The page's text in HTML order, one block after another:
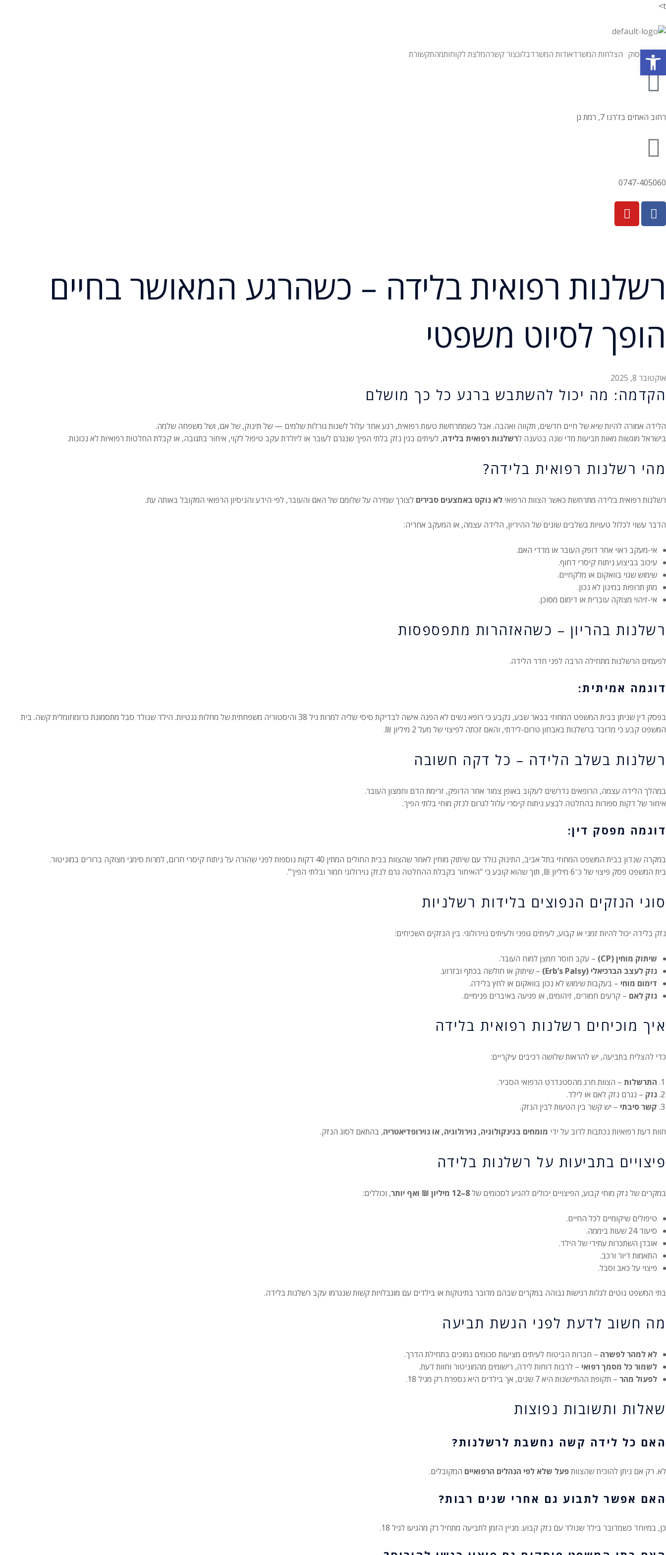
t>
תחומי עיסוק הצלחות המשרדאודות המשרדבלוגצור קשרהמלצת לקוחותמהתקשורת
רחוב האחים בז'רנו 7, רמת גן
0747-405060
רשלנות רפואית בלידה – כשהרגע המאושר בחיים
הופך לסיוט משפטי
אוקטובר 8, 2025
הקדמה: מה יכול להשתבש ברגע כל כך מושלם
הלידה אמורה להיות שיא של חיים חדשים, תקווה ואהבה. אבל כשמתרחשת טעות רפואית, רגע אחד עלול לשנות גורלות שלמים — של תינוק, של אם, ושל משפחה שלמה.
בישראל מוגשות מאות תביעות מדי שנה בטענה לרשלנות רפואית בלידה, לעיתים בגין נזק בלתי הפיך שנגרם לעובר או ליולדת עקב טיפול לקוי, איחור בתגובה, או קבלת החלטות רפואיות לא נכונות.
מהי רשלנות רפואית בלידה?
רשלנות רפואית בלידה מתרחשת כאשר הצוות הרפואי לא נוקט באמצעים סבירים לצורך שמירה על שלומם של האם והעובר, לפי הידע והניסיון הרפואי המקובל באותה עת.
הדבר עשוי לכלול טעויות בשלבים שונים של ההיריון, הלידה עצמה, או המעקב אחריה:
אי-מעקב ראוי אחר דופק העובר או מדדי האם.
עיכוב בביצוע ניתוח קיסרי דחוף.
שימוש שגוי בוואקום או מלקחיים.
מתן תרופות במינון לא נכון.
אי-זיהוי מצוקה עוברית או דימום מסוכן.
רשלנות בהריון – כשהאזהרות מתפספסות
לפעמים הרשלנות מתחילה הרבה לפני חדר הלידה.
דוגמה אמיתית:
בפסק דין שניתן בבית המשפט המחוזי בבאר שבע, נקבע כי רופא נשים לא הפנה אישה לבדיקת סיסי שליה למרות גיל 38 והיסטוריה משפחתית של מחלות גנטיות. הילד שנולד סבל מתסמונת כרומוזומלית קשה. בית
המשפט קבע כי מדובר ברשלנות באבחון טרום-לידתי, והאם זכתה לפיצוי של מעל 2 מיליון ₪.
רשלנות בשלב הלידה – כל דקה חשובה
במהלך הלידה עצמה, הרופאים נדרשים לעקוב באופן צמוד אחר הדופק, זרימת הדם וחמצון העובר.
איחור של דקות ספורות בהחלטה לבצע ניתוח קיסרי עלול לגרום לנזק מוחי בלתי הפיך.
דוגמה מפסק דין:
במקרה שנדון בבית המשפט המחוזי בתל אביב, התינוק נולד עם שיתוק מוחין לאחר שהצוות בבית החולים המתין 40 דקות נוספות לפני שהורה על ניתוח קיסרי חרום, למרות סימני מצוקה ברורים במוניטור.
בית המשפט פסק פיצוי של כ־6 מיליון ₪, תוך שהוא קובע כי "האיחור בקבלת ההחלטה גרם לנזק נוירולוגי חמור ובלתי הפיך".
סוגי הנזקים הנפוצים בלידות רשלניות
נזק בלידה יכול להיות זמני או קבוע, לעיתים גופני ולעיתים נוירולוגי. בין הנזקים השכיחים:
שיתוק מוחין (CP)
– עקב חוסר חמצן למוח העובר.
נזק לעצב הברכיאלי (Erb’s Palsy)
– שיתוק או חולשה בכתף ובזרוע.
דימום מוחי – בעקבות שימוש לא נכון בוואקום או לחץ בלידה.
נזק לאם – קרעים חמורים, זיהומים, או פגיעה באיברים פנימיים.
איך מוכיחים רשלנות רפואית בלידה
כדי להצליח בתביעה, יש להראות שלושה רכיבים עיקריים:
התרשלות – הצוות חרג מהסטנדרט הרפואי הסביר.
נזק – נגרם נזק לאם או לילד.
קשר סיבתי – יש קשר בין הטעות לבין הנזק.
חוות דעת רפואיות נכתבות לרוב על ידי מומחים בגינקולוגיה, נוירולוגיה, או נוירופדיאטריה, בהתאם לסוג הנזק.
פיצויים בתביעות על רשלנות בלידה
במקרים של נזק מוחי קבוע, הפיצויים יכולים להגיע לסכומים של8–12 מיליון ₪ ואף יותר , וכוללים:
טיפולים שיקומיים לכל החיים.
סיעוד 24 שעות ביממה.
אובדן השתכרות עתידי של הילד.
התאמות דיור ורכב.
פיצוי על כאב וסבל.
בתי המשפט נוטים לגלות רגישות גבוהה במקרים שבהם מדובר בתינוקות או בילדים עם מוגבלויות קשות שנגרמו עקב רשלנות בלידה.
מה חשוב לדעת לפני הגשת תביעה
לא למהר לפשרה – חברות הביטוח לעיתים מציעות סכומים נמוכים בתחילת הדרך.
לשמור כל מסמך רפואי – לרבות דוחות לידה, רישומים מהמוניטור וחוות דעת.
לפעול מהר – תקופת ההתיישנות היא 7 שנים, אך בילדים היא נספרת רק מגיל 18.
שאלות ותשובות נפוצות
האם כל לידה קשה נחשבת לרשלנות?
לא. רק אם ניתן להוכיח שהצוותפעל שלא לפי הנהלים הרפואיים המקובלים.
האם אפשר לתבוע גם אחרי שנים רבות?
כן, במיוחד כשמדובר בילד שנולד עם נזק קבוע. מניין הזמן לתביעה מתחיל רק מהגיעו לגיל 18.
פתח סרגל נגישות